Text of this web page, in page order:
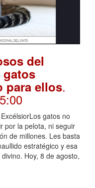
del
para ellos.
gatos no
por la pelota, ni seguir
de millones. Les basta
estratégico y esa
Hoy, 8 de agosto,